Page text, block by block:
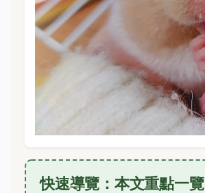
快速導覽：本文重點一覽